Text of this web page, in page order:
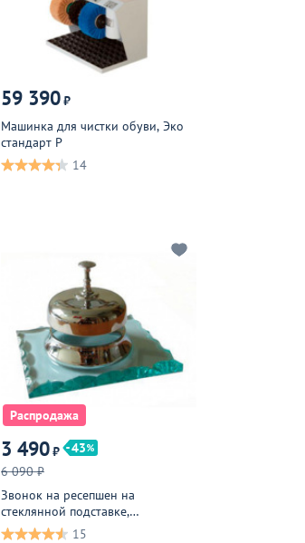
59 390₽
Машинка для чистки обуви, Эко
стандарт Р
14
Распродажа
3 490₽
43
6 090 ₽
Звонок на ресепшен на
стеклянной подставке,
хромированный
15